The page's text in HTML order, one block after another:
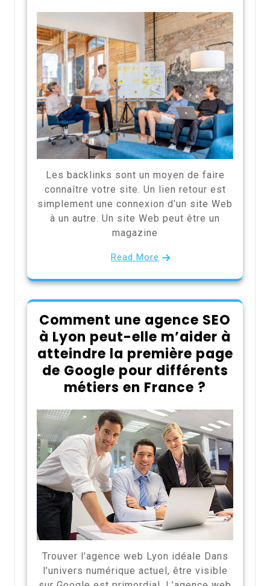
Les backlinks sont un moyen de faire
connaître votre site. Un lien retour est
simplement une connexion d’un site Web
à un autre. Un site Web peut être un
magazine
Read More
Comment une agence SEO
à Lyon peut-elle m’aider à
atteindre la première page
de Google pour différents
métiers en France ?
Trouver l’agence web Lyon idéale Dans
l’univers numérique actuel, être visible